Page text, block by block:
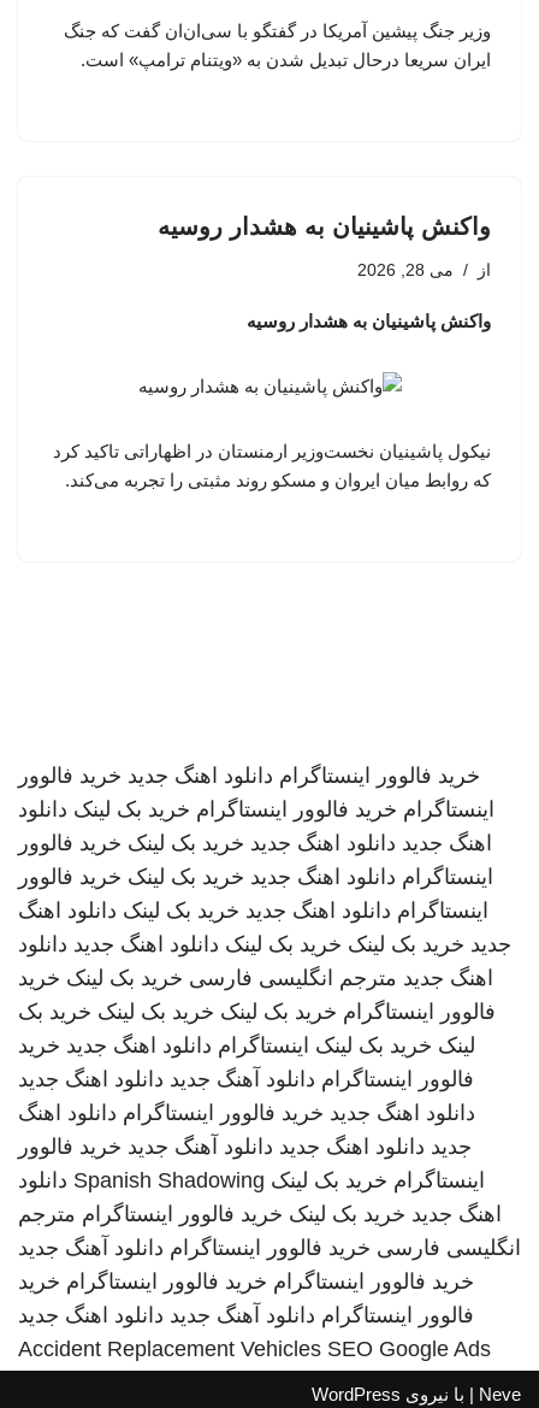
وزیر جنگ پیشین آمریکا در گفتگو با سی‌ان‌ان گفت که جنگ
ایران سریعا درحال تبدیل شدن به «ویتنام ترامپ» است.
واکنش پاشینیان به هشدار روسیه
از می 28, 2026
واکنش پاشینیان به هشدار روسیه
نیکول پاشینیان نخست‌وزیر ارمنستان در اظهاراتی تاکید کرد
که روابط میان ایروان و مسکو روند مثبتی را تجربه می‌کند.
خرید فالوور اینستاگرام دانلود اهنگ جدید خرید فالوور
اینستاگرام خرید فالوور اینستاگرام خرید بک لینک دانلود
اهنگ جدید دانلود اهنگ جدید خرید بک لینک خرید فالوور
اینستاگرام دانلود اهنگ جدید خرید بک لینک خرید فالوور
اینستاگرام دانلود اهنگ جدید خرید بک لینک دانلود اهنگ
جدید خرید بک لینک خرید بک لینک دانلود اهنگ جدید دانلود
اهنگ جدید مترجم انگلیسی فارسی خرید بک لینک خرید
فالوور اینستاگرام خرید بک لینک خرید بک لینک خرید بک
لینک خرید بک لینک اینستاگرام دانلود اهنگ جدید خرید
فالوور اینستاگرام دانلود آهنگ جدید دانلود اهنگ جدید
دانلود اهنگ جدید خرید فالوور اینستاگرام دانلود اهنگ
جدید دانلود اهنگ جدید دانلود آهنگ جدید خرید فالوور
اینستاگرام خرید بک لینک Spanish Shadowing دانلود
اهنگ جدید خرید بک لینک خرید فالوور اینستاگرام مترجم
انگلیسی فارسی خرید فالوور اینستاگرام دانلود آهنگ جدید
خرید فالوور اینستاگرام خرید فالوور اینستاگرام خرید
فالوور اینستاگرام دانلود آهنگ جدید دانلود اهنگ جدید
Accident Replacement Vehicles SEO Google Ads
Neve | با نیروی WordPress